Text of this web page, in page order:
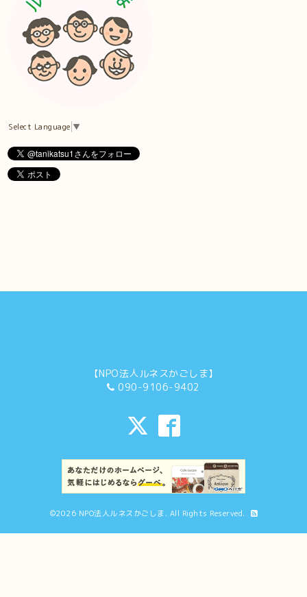
Select Language ▼
【NPO法人ルネスかごしま】
090-9106-9402
©2026 NPO法人ルネスかごしま. All Rights Reserved.